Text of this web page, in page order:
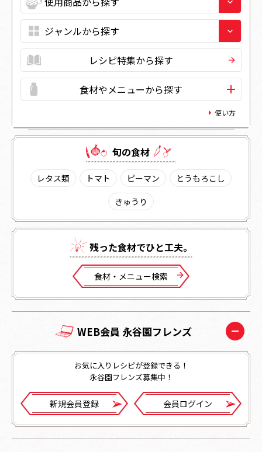
レシピ特集から探す
食材やメニューから探す
使い方
旬の⾷材
レタス類 トマト ピーマン
とうもろこし
きゅうり
残った⾷材でひと⼯夫。
⾷材・メニュー検索
WEB会員 永谷園フレンズ
お気に入りレシピが登録できる！
永谷園フレンズ募集中！
新規会員登録 会員ログイン